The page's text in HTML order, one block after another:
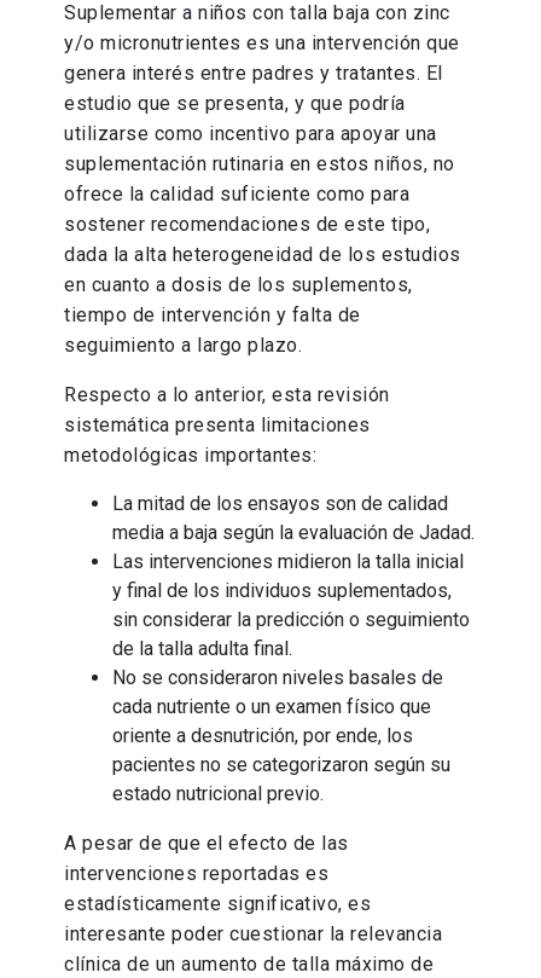
Suplementar a niños con talla baja con zinc
y/o micronutrientes es una intervención que
genera interés entre padres y tratantes. El
estudio que se presenta, y que podría
utilizarse como incentivo para apoyar una
suplementación rutinaria en estos niños, no
ofrece la calidad suficiente como para
sostener recomendaciones de este tipo,
dada la alta heterogeneidad de los estudios
en cuanto a dosis de los suplementos,
tiempo de intervención y falta de
seguimiento a largo plazo.
Respecto a lo anterior, esta revisión
sistemática presenta limitaciones
metodológicas importantes:
La mitad de los ensayos son de calidad
media a baja según la evaluación de Jadad.
Las intervenciones midieron la talla inicial
y final de los individuos suplementados,
sin considerar la predicción o seguimiento
de la talla adulta final.
No se consideraron niveles basales de
cada nutriente o un examen físico que
oriente a desnutrición, por ende, los
pacientes no se categorizaron según su
estado nutricional previo.
A pesar de que el efecto de las
intervenciones reportadas es
estadísticamente significativo, es
interesante poder cuestionar la relevancia
clínica de un aumento de talla máximo de